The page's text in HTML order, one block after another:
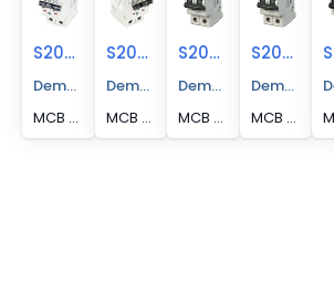
S202U-K13
Demander un devis
MCB S200U 2P 13A K CURVE 240VAC BCCB
S202U-K1.6
Demander un devis
MCB S200U 2P 1.6A K CURVE 240VAC BCCB
S202U-K20
Demander un devis
MCB S200U 2P 20A K CURVE 240VAC BCCB
S202U-K15
Demander
MCB S200U 2P 15A K CURVE 240VAC BCCB